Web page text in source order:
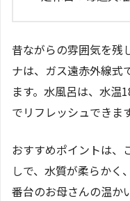
昔ながらの雰囲気を残
ナは、ガス遠赤外線式
ます。水風呂は、水
でリフレッシュできます
おすすめポイントは、
しで、水質が柔らかく
番台のお母さんの温か